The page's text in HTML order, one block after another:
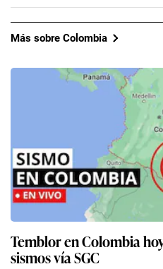
Más sobre Colombia
Temblor en Colombia
sismos vía SGC